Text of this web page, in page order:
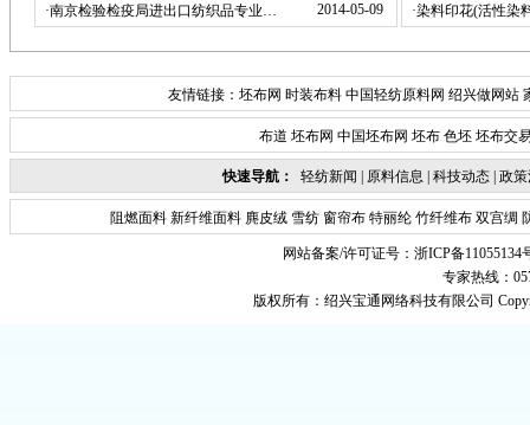
·南京检验检疫局进出口纺织品专业… 2014-05-09
·染料印花(活性染
友情链接： 坯布网 时装布料 中国轻纺原料网 绍兴做网站
布道 坯布网 中国坯布网 坯布 色坯 坯布交
快速导航： 轻纺新闻 原料信息 科技动态| 政
阻燃面料新纤维面料麂皮绒雪纺窗帘布特丽纶竹纤维布双宫绸
网站备案/许可证号： 浙ICP备11055134
专家热线：
版权所有： 绍兴宝通网络科技有限公司